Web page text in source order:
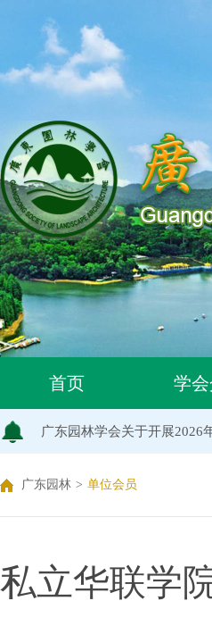
首页 学
关于同意318位个人为广东园
关于2026年度广东园林学会
广东园林学会关于开展2026
关于推荐广东园林学会专家
关于公布2026年度广东园林
关于申报2026年度广东园林
广东园林 > 单位会员
私立华联学